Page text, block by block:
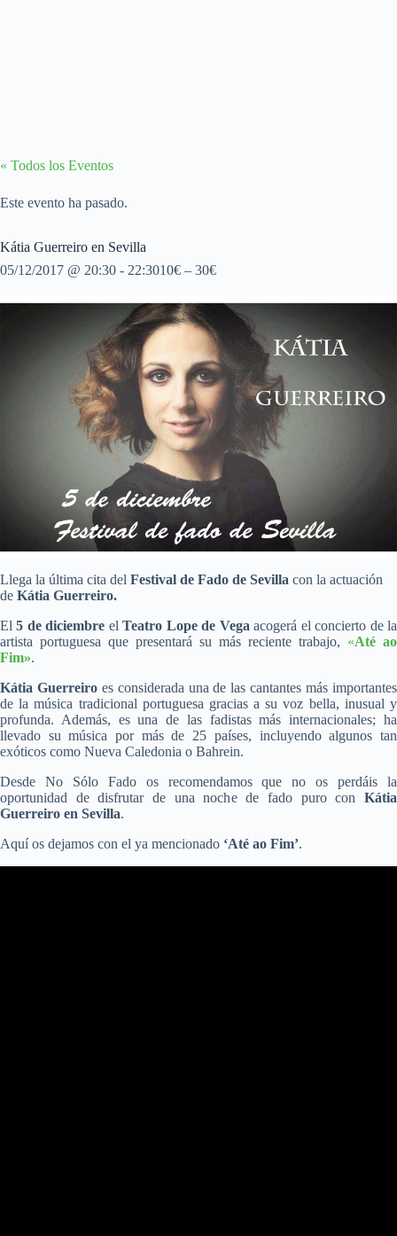
« Todos los Eventos
Este evento ha pasado.
Kátia Guerreiro en Sevilla
05/12/2017 @ 20:30 - 22:3010€ – 30€
Llega la última cita del Festival de Fado de Sevilla con la actuación
de Kátia Guerreiro.
El5 de diciembre elTeatro Lope de Vega acogerá el concierto de la
artista portuguesa que presentará su más reciente trabajo, «Até ao
Fim».
Kátia Guerreiroes considerada una de las cantantes más importantes
de la música tradicional portuguesa gracias a su voz bella, inusual y
profunda. Además, es una de las fadistas más internacionales; ha
llevado su música por más de 25 países, incluyendo algunos tan
exóticos como Nueva Caledonia o Bahrein.
Desde No Sólo Fado os recomendamos que no os perdáis la
oportunidad de disfrutar de una noche de fado puro con Kátia
Guerreiro en Sevilla.
Aquí os dejamos con el ya mencionado ‘Até ao Fim’.